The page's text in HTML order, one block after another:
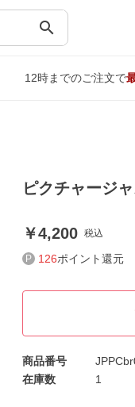
search
12時までのご注文で
ピクチャージ
4,200 税込
126ポイント還元
商品番号
在庫数
1